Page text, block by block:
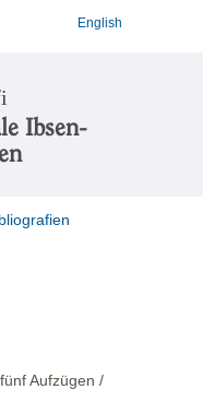
English
Ibsen-
Aufzügen /